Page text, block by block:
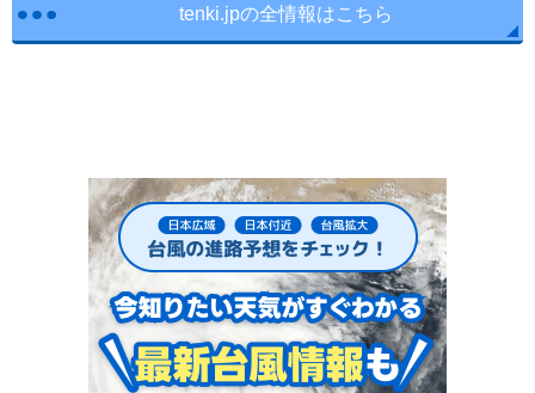
tenki.jpの全情報はこちら